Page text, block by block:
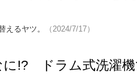
えるヤツ。 （2024/7/17）
に!? ドラム式洗濯